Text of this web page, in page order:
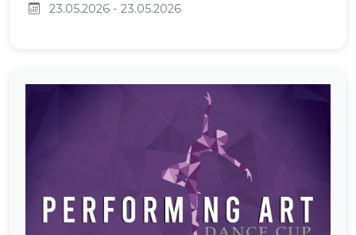
23.05.2026 - 23.05.2026